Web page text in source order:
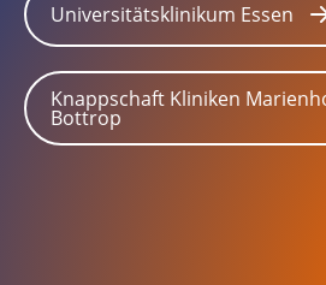
Universitätsklinikum Essen
Knappschaft Kliniken
Bottrop